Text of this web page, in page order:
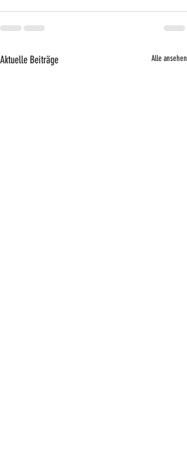
Aktuelle Beiträge Alle ansehen